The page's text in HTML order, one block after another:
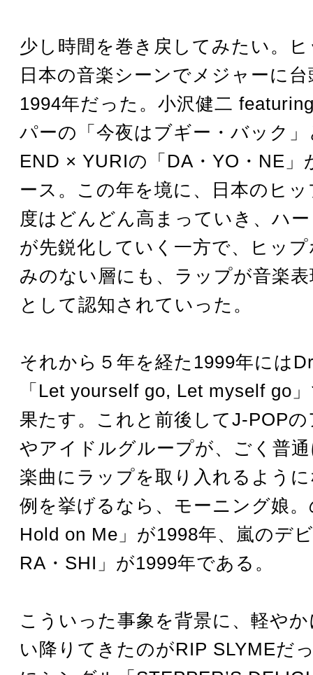
少し時間を巻き戻してみたい。
日本の音楽シーンでメジャーに
1994年だった。小沢健二
パーの「今夜はブギー・バック
END × YURIの「DA・YO・NE」
ース。この年を境に、日本のヒ
度はどんどん高まっていき、ハ
が先鋭化していく一方で、ヒッ
みのない層にも、ラップが音楽
として認知されていった。
それから５年を経た1999年には
「Let yourself go, Let myself go
果たす。これと前後してJ-POP
やアイドルグループが、ごく普
楽曲にラップを取り入れるよう
例を挙げるなら、モーニング娘
Hold on Me」が1998年、嵐のデ
RA・SHI」が1999年である。
こういった事象を背景に、軽や
い降りてきたのがRIP SLYMEだ